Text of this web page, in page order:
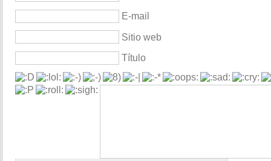
E-mail
Sitio web
Título